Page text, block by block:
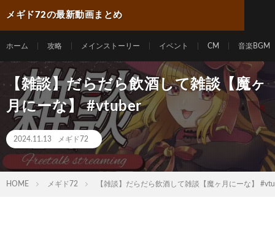
メギド72の最新動画まとめ
ホーム 攻略 メインストーリー イベント CM 音楽BGM
【雑談】だらだら飲酒して雑談【魔ヶ
月にーな】 #vtuber
2024.11.13 メギド72
HOME メギド72 【雑談】だらだら飲酒して雑談【魔ヶ月にーな】